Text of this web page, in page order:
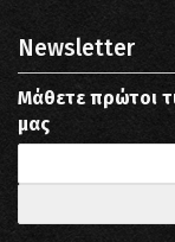
Newsletter
Μάθετε πρώτοι
μας